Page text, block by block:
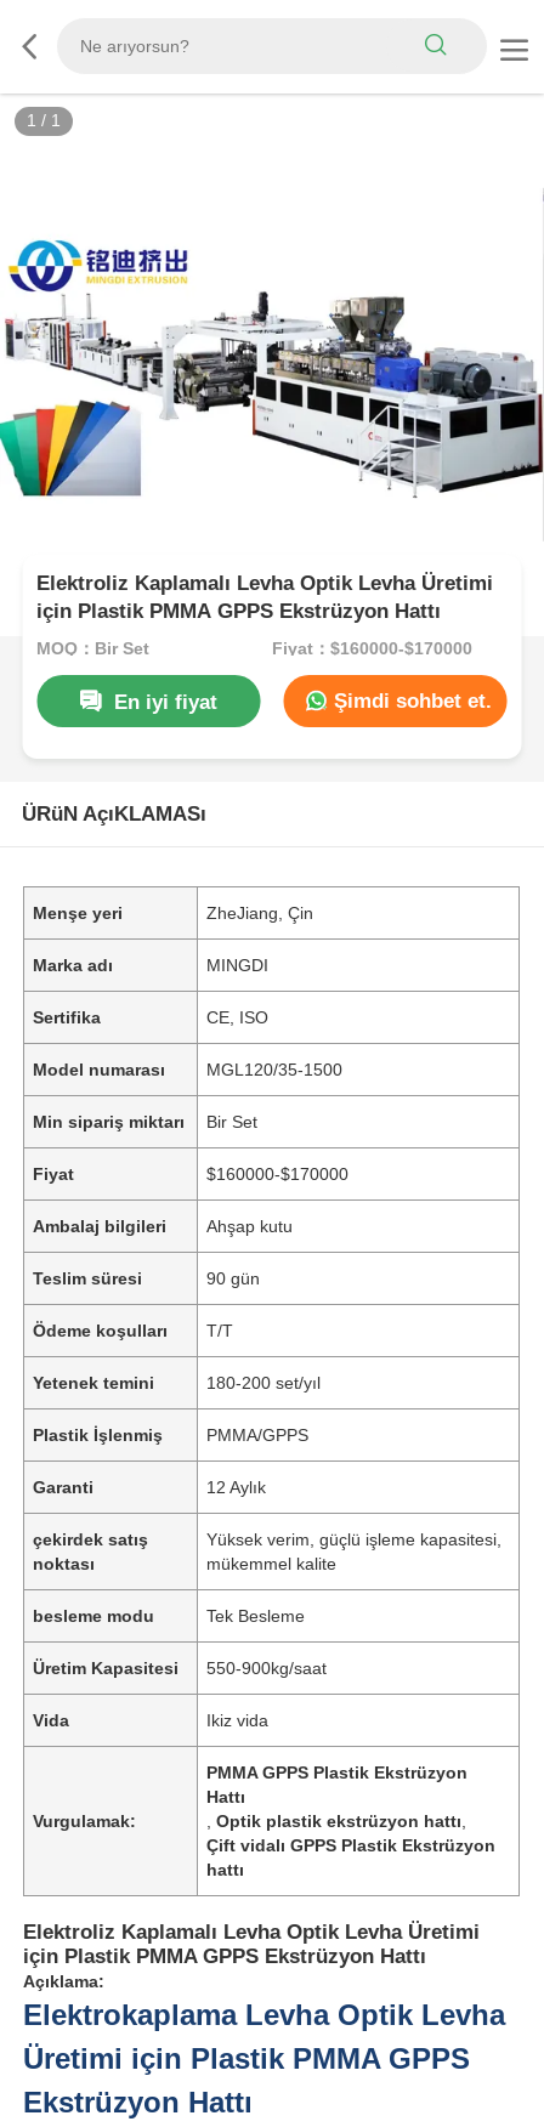
1 / 1
Elektroliz Kaplamalı Levha Optik Levha Üretimi
için Plastik PMMA GPPS Ekstrüzyon Hattı
MOQ：Bir Set Fiyat：$160000-$170000
En iyi fiyat Şimdi sohbet et.
ÜRüN AçıKLAMASı
Menşe yeri ZheJiang, Çin
Marka adı MINGDI
Sertifika CE, ISO
Model numarası MGL120/35-1500
Min sipariş miktarı Bir Set
Fiyat $160000-$170000
Ambalaj bilgileri Ahşap kutu
Teslim süresi 90 gün
Ödeme koşulları T/T
Yetenek temini 180-200 set/yıl
Plastik İşlenmiş PMMA/GPPS
Garanti 12 Aylık
çekirdek satış
noktası
Yüksek verim, güçlü işleme kapasitesi,
mükemmel kalite
besleme modu Tek Besleme
Üretim Kapasitesi 550-900kg/saat
Vida Ikiz vida
Vurgulamak:
PMMA GPPS Plastik Ekstrüzyon
Hattı
,Optik plastik ekstrüzyon hattı
Çift vidalı GPPS Plastik Ekstrüzyon
hattı
Elektroliz Kaplamalı Levha Optik Levha Üretimi
için Plastik PMMA GPPS Ekstrüzyon Hattı
Açıklama:
Elektrokaplama Levha Optik Levha
Üretimi için Plastik PMMA GPPS
Ekstrüzyon Hattı